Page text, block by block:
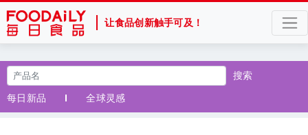
让食品创新触手可及！
搜索
每日新品
全球灵感